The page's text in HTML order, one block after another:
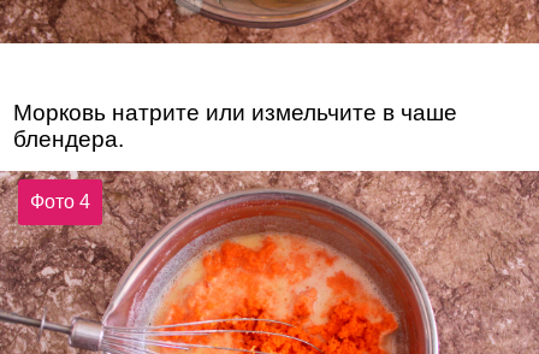
Морковь натрите или измельчите в чаше
блендера.
Фото 4